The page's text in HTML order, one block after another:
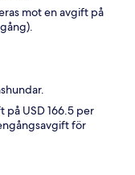
mot en avgift på
på USD 166.5 per
för